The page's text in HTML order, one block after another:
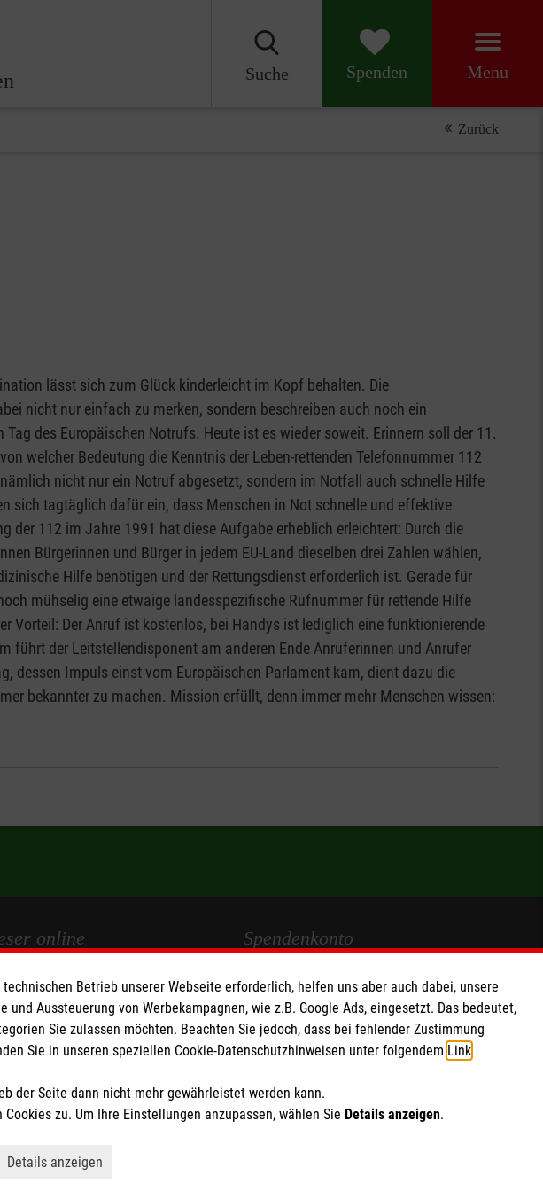
Suche Spenden Menu
Zurück
lässt sich zum Glück kinderleicht im Kopf behalten. Die
nicht nur einfach zu merken, sondern beschreiben auch noch ein
des Europäischen Notrufs. Heute ist es wieder soweit. Erinnern soll der 11.
welcher Bedeutung die Kenntnis der Leben-rettenden Telefonnummer 112
nicht nur ein Notruf abgesetzt, sondern im Notfall auch schnelle Hilfe
sich tagtäglich dafür ein, dass Menschen in Not schnelle und effektive
der 112 im Jahre 1991 hat diese Aufgabe erheblich erleichtert: Durch die
Bürgerinnen und Bürger in jedem EU-Land dieselben drei Zahlen wählen,
Hilfe benötigen und der Rettungsdienst erforderlich ist. Gerade für
mühselig eine etwaige landesspezifische Rufnummer für rettende Hilfe
Vorteil: Der Anruf ist kostenlos, bei Handys ist lediglich eine funktionierende
der Leitstellendisponent am anderen Ende Anruferinnen und Anrufer
dessen Impuls einst vom Europäischen Parlament kam, dient dazu die
bekannter zu machen. Mission erfüllt, denn immer mehr Menschen wissen:
online
Jugend
International
Spendenkonto
Empfänger: Malteser Hilfsdienst e.V.
IBAN: DE103 7060 120 120 120 0001 2
BIC: GENODED 1PA7
befreit.
Betrieb unserer Webseite erforderlich, helfen uns aber auch dabei, unsere
Aussteuerung von Werbekampagnen, wie z.B. Google Ads, eingesetzt. Das bedeutet,
Sie zulassen möchten. Beachten Sie jedoch, dass bei fehlender Zustimmung
Sie in unseren speziellen Cookie-Datenschutzhinweisen unter folgendem Link
der Seite dann nicht mehr gewährleistet werden kann.
zu. Um Ihre Einstellungen anzupassen, wählen Sie Details anzeigen.
ab
Cookies einschließlich Marketing und Analyse
Details anzeigen